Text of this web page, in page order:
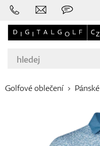
Golfové oblečení Pánské